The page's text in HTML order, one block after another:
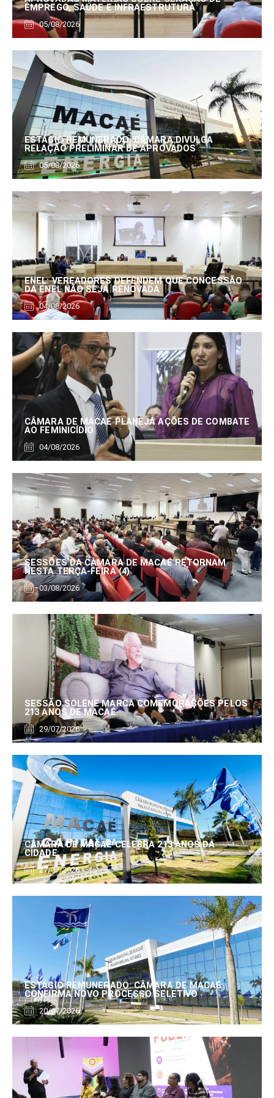
EMPREGO, SAÚDE E INFRAESTRUTURA
05/08/2026
ESTÁGIO REMUNERADO: CÂMARA DIVULGA
RELAÇÃO PRELIMINAR DE APROVADOS
05/08/2026
ENEL: VEREADORES DEFENDEM QUE CONCESSÃO
DA ENEL NÃO SEJA RENOVADA
04/08/2026
CÂMARA DE MACAÉ PLANEJA AÇÕES DE COMBATE
AO FEMINICÍDIO
04/08/2026
SESSÕES DA CÂMARA DE MACAÉ RETORNAM
NESTA TERÇA-FEIRA (4)
03/08/2026
SESSÃO SOLENE MARCA COMEMORAÇÕES PELOS
213 ANOS DE MACAÉ
29/07/2026
CÂMARA DE MACAÉ CELEBRA 213 ANOS DA
CIDADE
27/07/2026
ESTÁGIO REMUNERADO: CÂMARA DE MACAÉ
CONFIRMA NOVO PROCESSO SELETIVO
20/07/2026